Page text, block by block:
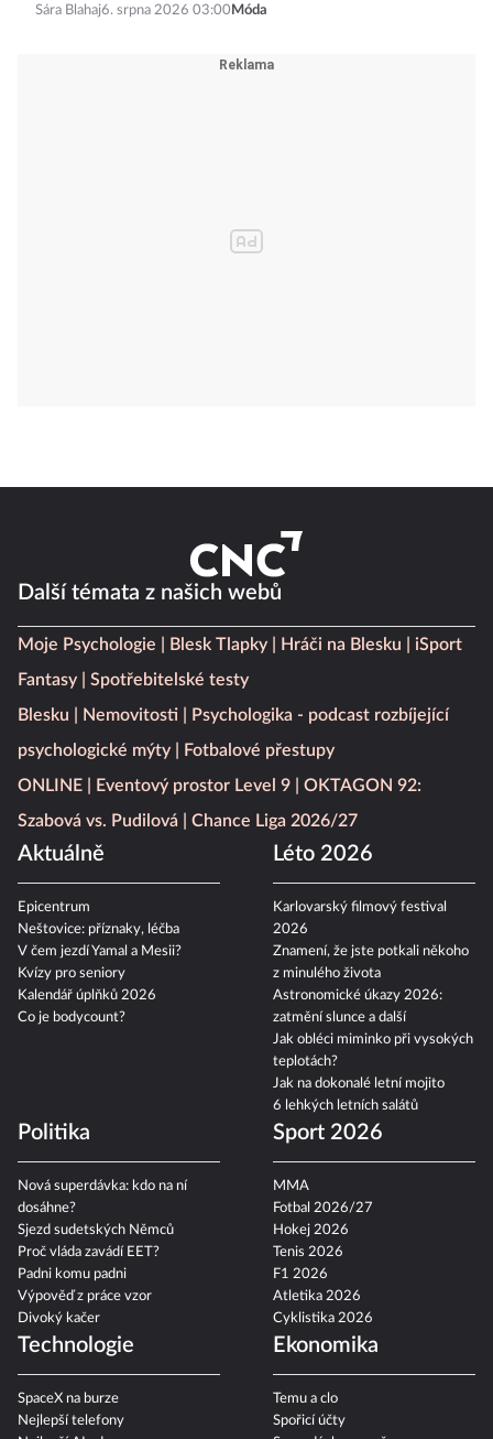
Sára Blahaj6. srpna 2026 03:00 Móda
Další témata z našich webů
Moje Psychologie Blesk Tlapky Hráči na Blesku
iSport
Fantasy
Spotřebitelské testy
Blesku
Nemovitosti
Psychologika - podcast rozbíjející
psychologické mýty
Fotbalové přestupy
ONLINE
Eventový prostor Level 9
OKTAGON 92:
Szabová vs. Pudilová
Chance Liga 2026/27
Aktuálně
Epicentrum
Neštovice: příznaky, léčba
V čem jezdí Yamal a Mesii?
Kvízy pro seniory
Kalendář úplňků 2026
Co je bodycount?
Léto 2026
Karlovarský filmový festival
2026
Znamení, že jste potkali někoho
z minulého života
Astronomické úkazy 2026:
zatmění slunce a další
Jak obléci miminko při vysokých
teplotách?
Jak na dokonalé letní mojito
6 lehkých letních salátů
Politika
Nová superdávka: kdo na ní
dosáhne?
Sjezd sudetských Němců
Proč vláda zavádí EET?
Padni komu padni
Výpověď z práce vzor
Divoký kačer
Sport 2026
MMA
Fotbal 2026/27
Hokej 2026
Tenis 2026
F1 2026
Atletika 2026
Cyklistika 2026
Technologie
SpaceX na burze
Nejlepší telefony
Ekonomika
Temu a clo
Spořicí účty